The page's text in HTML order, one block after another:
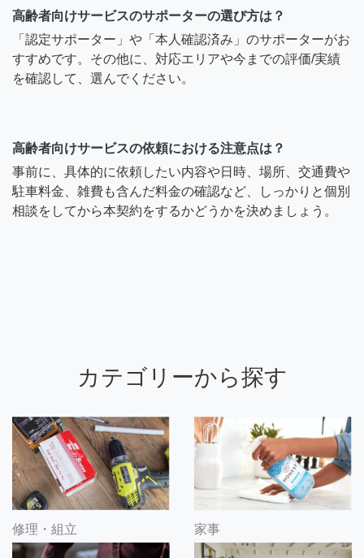
高齢者向けサービスのサポーターの選び方は？
「認定サポーター」や「本人確認済み」のサポーターがお
すすめです。その他に、対応エリアや今までの評価/実績
を確認して、選んでください。
高齢者向けサービスの依頼における注意点は？
事前に、具体的に依頼したい内容や日時、場所、交通費や
駐車料金、雑費も含んだ料金の確認など、しっかりと個別
相談をしてから本契約をするかどうかを決めましょう。
カテゴリーから探す
修理・組立 家事